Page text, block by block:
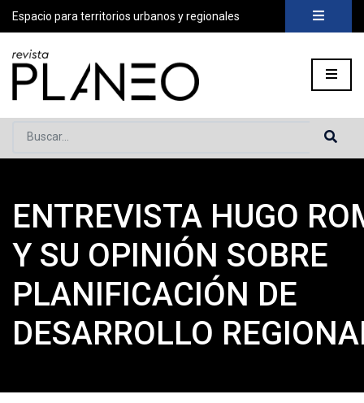
Espacio para territorios urbanos y regionales
Buscar...
Portada»Planeo Hoy»Secciones » Actores» Entrevista
ENTREVISTA HUGO
Y SU OPINIÓN SOBRE
PLANIFICACIÓN DE
DESARROLLO